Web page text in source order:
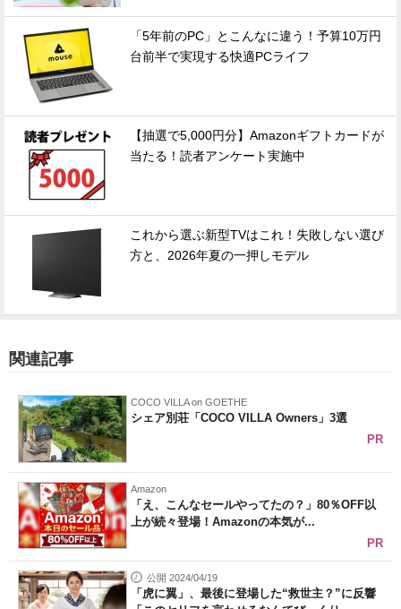
「5年前のPC」とこんなに違う！予算10万円
台前半で実現する快適PCライフ
【抽選で5,000円分】Amazonギフトカードが
当たる！読者アンケート実施中
これから選ぶ新型TVはこれ！失敗しない選び
方と、2026年夏の一押しモデル
関連記事
COCO VILLA on GOETHE
シェア別荘「COCO VILLA Owners」3選
PR
Amazon
「え、こんなセールやってたの？」80％OFF以
上が続々登場！Amazonの本気が...
PR
公開 2024/04/19
「虎に翼」、最後に登場した“救世主？”に反響